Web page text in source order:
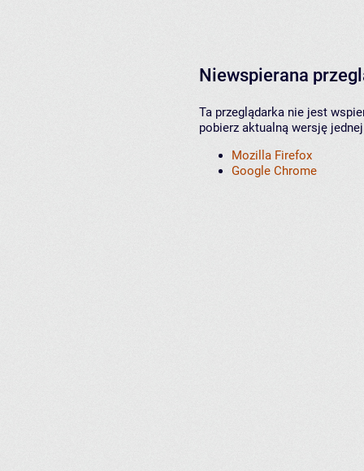
Niewspierana
Ta przeglądarka nie jest
pobierz aktualną wersję
Mozilla Firefox
Google Chrome